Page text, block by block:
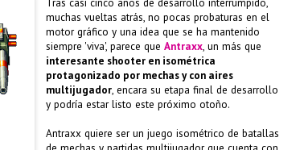
muchas vueltas atrás, no pocas probaturas en el
motor gráfico y una idea que se ha mantenido
siempre 'viva', parece queAntraxx, un más que
interesante shooter en isométrica
protagonizado por mechas y con aires
multijugador, encara su etapa final de desarrollo
y podría estar listo este próximo otoño.
Antraxx quiere ser un juego isométrico de batallas